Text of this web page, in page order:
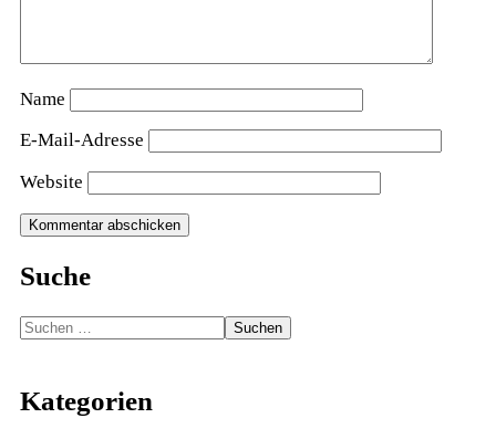
Name
E-Mail-Adresse
Website
Suche
Suchen
Kategorien